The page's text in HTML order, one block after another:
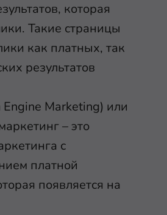
которая
Такие страницы
как платных, так
результатов
Engine Marketing) или
– это
с
платной
появляется на